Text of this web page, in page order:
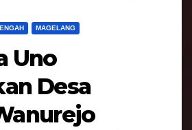
MAGELANG
Uno
Desa